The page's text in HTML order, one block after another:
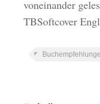
voneinander
TBSoftcover